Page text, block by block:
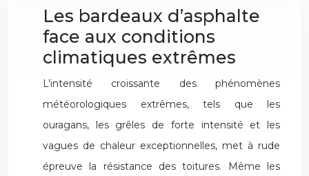
Les bardeaux d’asphalte
face aux conditions
climatiques extrêmes
L’intensité croissante des phénomènes
météorologiques extrêmes, tels que les
ouragans, les grêles de forte intensité et les
vagues de chaleur exceptionnelles, met à rude
épreuve la résistance des toitures. Même les